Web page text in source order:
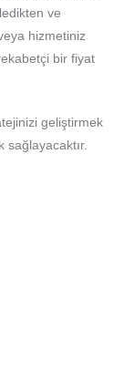
ve
hizmetiniz
bir fiyat
geliştirmek
sağlayacaktır.